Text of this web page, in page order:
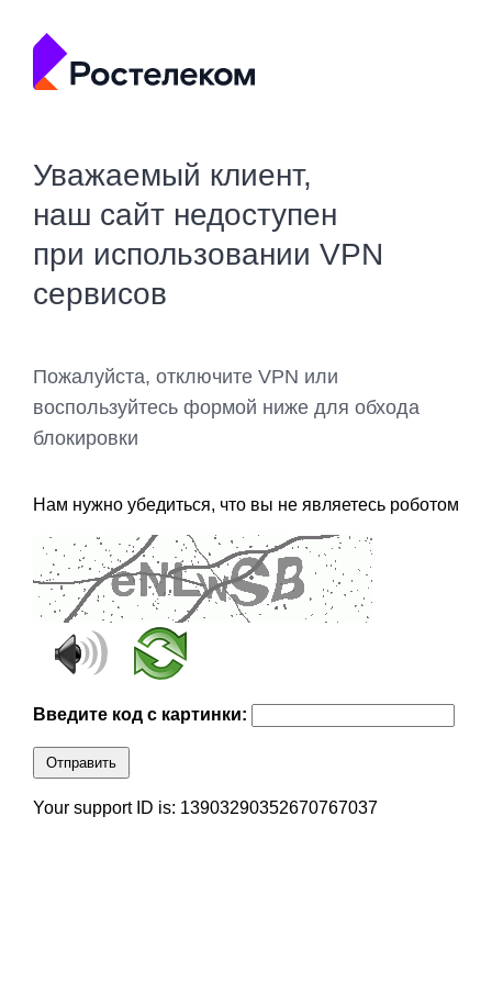
Уважаемый клиент,
наш сайт недоступен
при использовании VPN
сервисов
Пожалуйста, отключите VPN или
воспользуйтесь формой ниже для обхода
блокировки
Нам нужно убедиться, что вы не являетесь роботом
Введите код с картинки:
Отправить
Your support ID is: 13903290352670767037